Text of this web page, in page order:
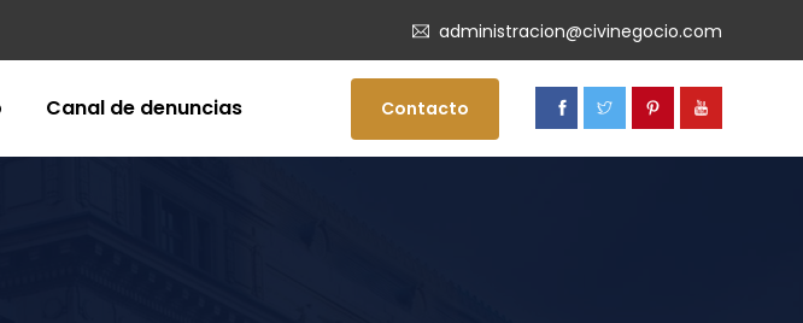
administracion@civinegocio.com
Canal de denuncias Contacto